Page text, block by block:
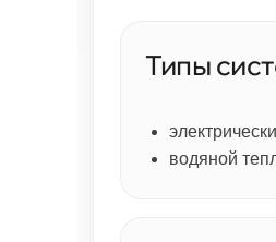
Типы
водяной